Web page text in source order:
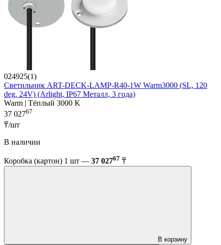
024925(1)
Светильник ART-DECK-LAMP-R40-1W Warm3000 (SL, 120
deg, 24V) (Arlight, IP67 Металл, 3 года)
Warm | Тёплый 3000 K
37 02767
₸/шт
В наличии
Коробка (картон) 1 шт — 37 02767 ₸
В корзину